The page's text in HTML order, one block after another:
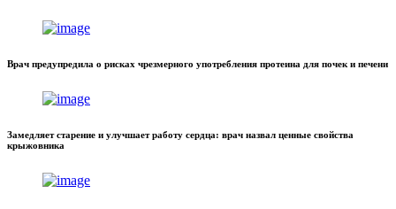
Врач предупредила о рисках чрезмерного употребления протеина для почек и печени
Замедляет старение и улучшает работу сердца: врач назвал ценные свойства
крыжовника